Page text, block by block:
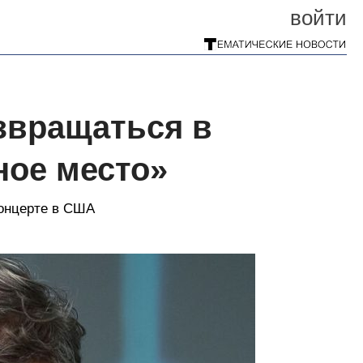
войти
в
место»
в США